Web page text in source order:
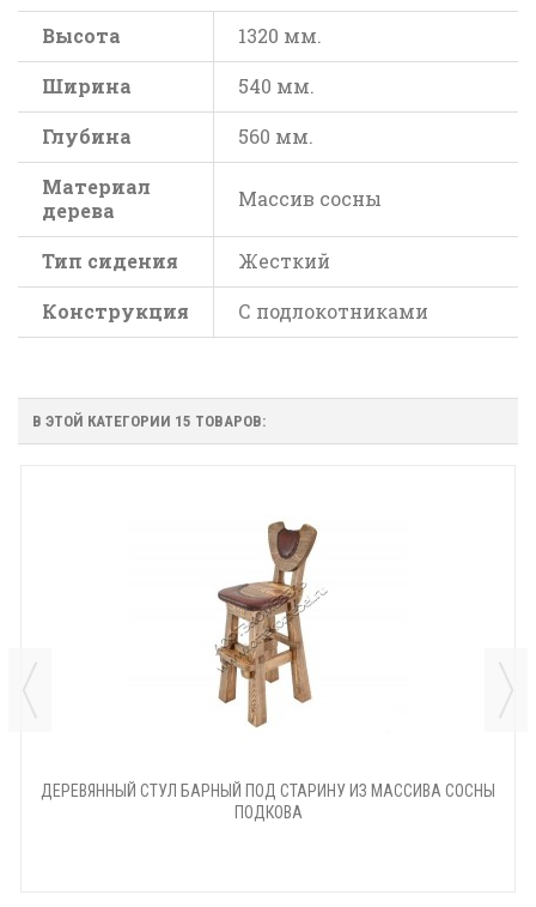
Высота
1320 мм.
Ширина
540 мм.
Глубина
560 мм.
Материал
дерева
Массив сосны
Тип сидения
Жесткий
Конструкция
С подлокотниками
В ЭТОЙ КАТЕГОРИИ 15 ТОВАРОВ:
ДЕРЕВЯННЫЙ СТУЛ БАРНЫЙ ПОД СТАРИНУ ИЗ МАССИВА СОСНЫ
ПОДКОВА